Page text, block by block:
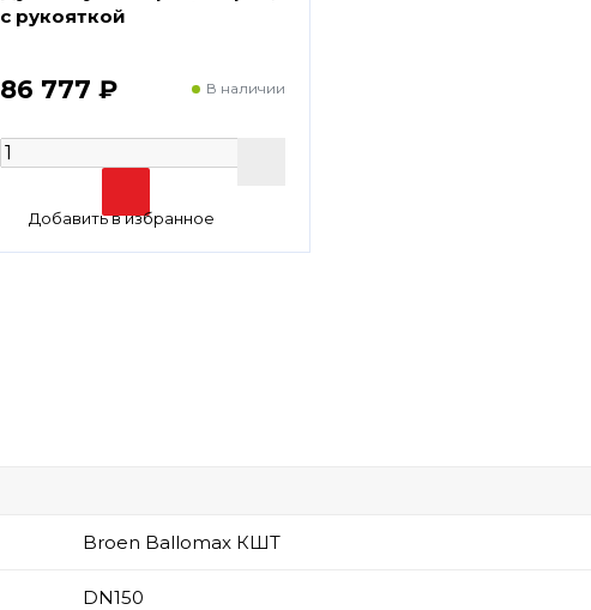
с рукояткой
86 777 ₽ В наличии
Broen Ballomax КШТ
DN150